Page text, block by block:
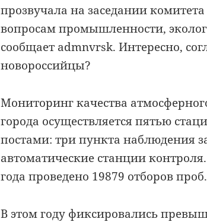
прозвучала на заседании
вопросам промышленности,
сообщает admnvrsk. Интересно,
новороссийцы?
Мониторинг качества
города осуществляется пятью
постами: три пункта наблюдения
автоматические станции
года проведено 19879 отборов проб.
В этом году фиксировались